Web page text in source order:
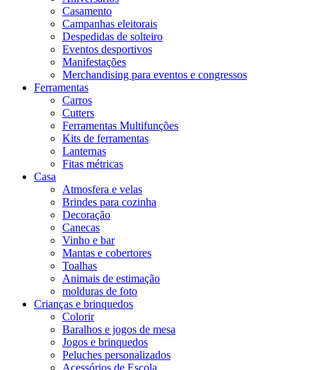
Casamento
Campanhas eleitorais
Despedidas de solteiro
Eventos desportivos
Manifestações
Merchandising para eventos e congressos
Ferramentas
Carros
Cutters
Ferramentas Multifunções
Kits de ferramentas
Lanternas
Fitas métricas
Casa
Atmosfera e velas
Brindes para cozinha
Decoração
Canecas
Vinho e bar
Mantas e cobertores
Toalhas
Animais de estimação
molduras de foto
Crianças e brinquedos
Colorir
Baralhos e jogos de mesa
Jogos e brinquedos
Peluches personalizados
Acessórios de Escola